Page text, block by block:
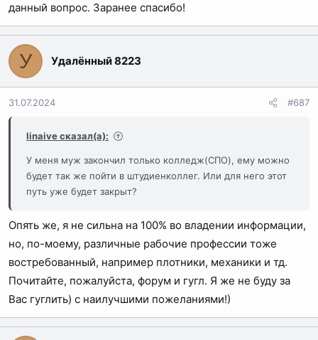
данный вопрос. Заранее спасибо!
У Удалённый 8223
31.07.2024 #687
linaive сказал(а):
У меня муж закончил только колледж(СПО), ему можно
будет так же пойти в штудиенколлег. Или для него этот
путь уже будет закрыт?
Опять же, я не сильна на 100% во владении информации,
но, по-моему, различные рабочие профессии тоже
востребованный, например плотники, механики и тд.
Почитайте, пожалуйста, форум и гугл. Я же не буду за
Вас гуглить) с наилучшими пожеланиями!)